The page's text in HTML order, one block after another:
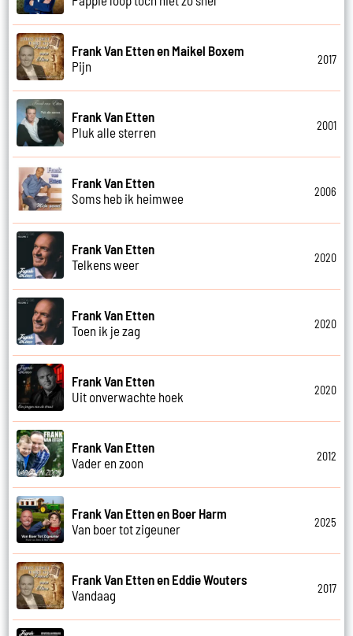
Frank Van Etten en Maikel Boxem
Pijn
2017
Frank Van Etten
Pluk alle sterren
2001
Frank Van Etten
Soms heb ik heimwee
2006
Frank Van Etten
Telkens weer
2020
Frank Van Etten
Toen ik je zag
2020
Frank Van Etten
Uit onverwachte hoek
2020
Frank Van Etten
Vader en zoon
2012
Frank Van Etten en Boer Harm
Van boer tot zigeuner
2025
Frank Van Etten en Eddie Wouters
Vandaag
2017